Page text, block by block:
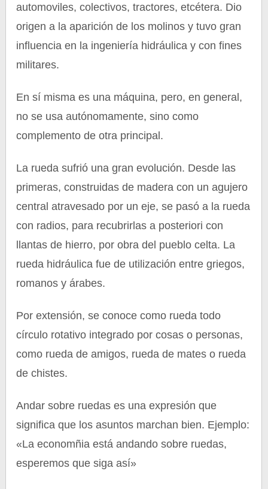
automoviles, colectivos, tractores, etcétera. Dio
origen a la aparición de los molinos y tuvo gran
influencia en la ingeniería hidráulica y con fines
militares.
En sí misma es una máquina, pero, en general,
no se usa autónomamente, sino como
complemento de otra principal.
La rueda sufrió una gran evolución. Desde las
primeras, construidas de madera con un agujero
central atravesado por un eje, se pasó a la rueda
con radios, para recubrirlas a posteriori con
llantas de hierro, por obra del pueblo celta. La
rueda hidráulica fue de utilización entre griegos,
romanos y árabes.
Por extensión, se conoce como rueda todo
círculo rotativo integrado por cosas o personas,
como rueda de amigos, rueda de mates o rueda
de chistes.
Andar sobre ruedas es una expresión que
significa que los asuntos marchan bien. Ejemplo:
«La economñia está andando sobre ruedas,
esperemos que siga así»